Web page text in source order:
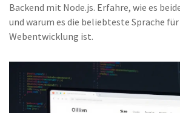
Backend mit Node.js. Erfahre, wie es
und warum es die beliebteste Sprache
Webentwicklung ist.